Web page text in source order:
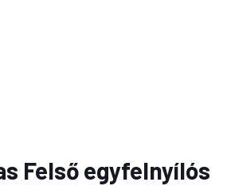
Felső egyfelnyílós